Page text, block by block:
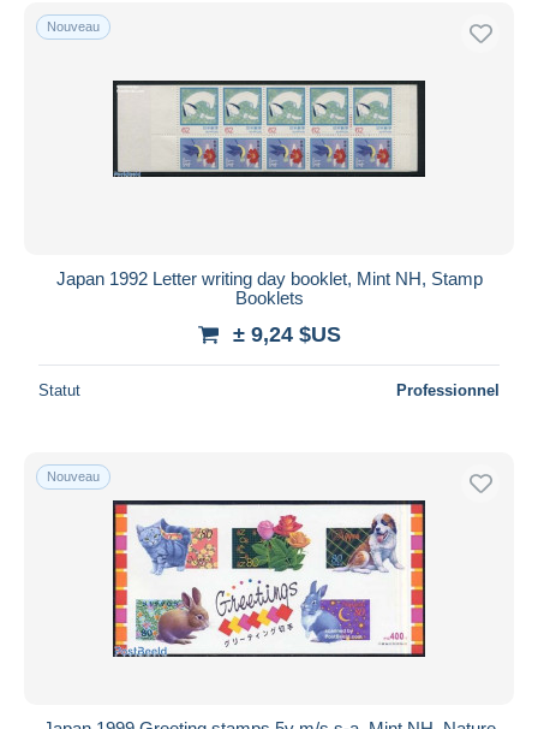
Uniquement en réduction
Livraison gratuite
Méthodes de paiement
PayPal
Virement bancaire
iDeal
Appliquer
Nouveau
Japan 1992 Letter writing day booklet, Mint NH, Stamp
Booklets
± 9,24 $US
Statut Professionnel
Nouveau